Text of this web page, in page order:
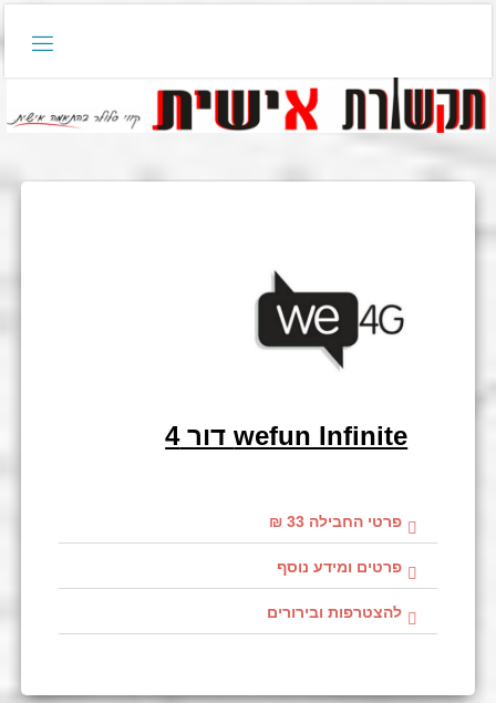
wefun Infinite דור 4
פרטי החבילה 33 ₪
פרטים ומידע נוסף
להצטרפות ובירורים